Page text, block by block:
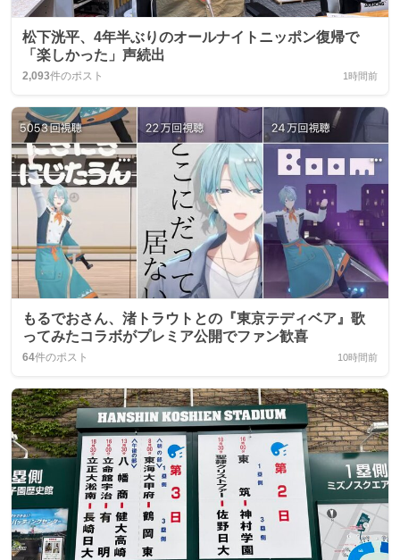
松下洸平、4年半ぶりのオールナイトニッポン復帰で
「楽しかった」声続出
2,093件のポスト 1時間前
もるでおさん、渚トラウトとの『東京テディベア』歌
ってみたコラボがプレミア公開でファン歓喜
64件のポスト 10時間前